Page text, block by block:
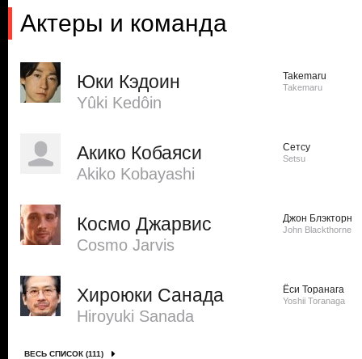
Актеры и команда
Юки Кэдоин
Yûki Kedôin
Takemaru
Takemaru
Акико Кобаяси
Akiko Kobayashi
Сетсу
Setsu
Космо Джарвис
Cosmo Jarvis
Джон Блэкторн
John Blackthorne
Хироюки Санада
Hiroyuki Sanada
Ёси Торанага
Yoshii Toranaga
ВЕСЬ СПИСОК (111)